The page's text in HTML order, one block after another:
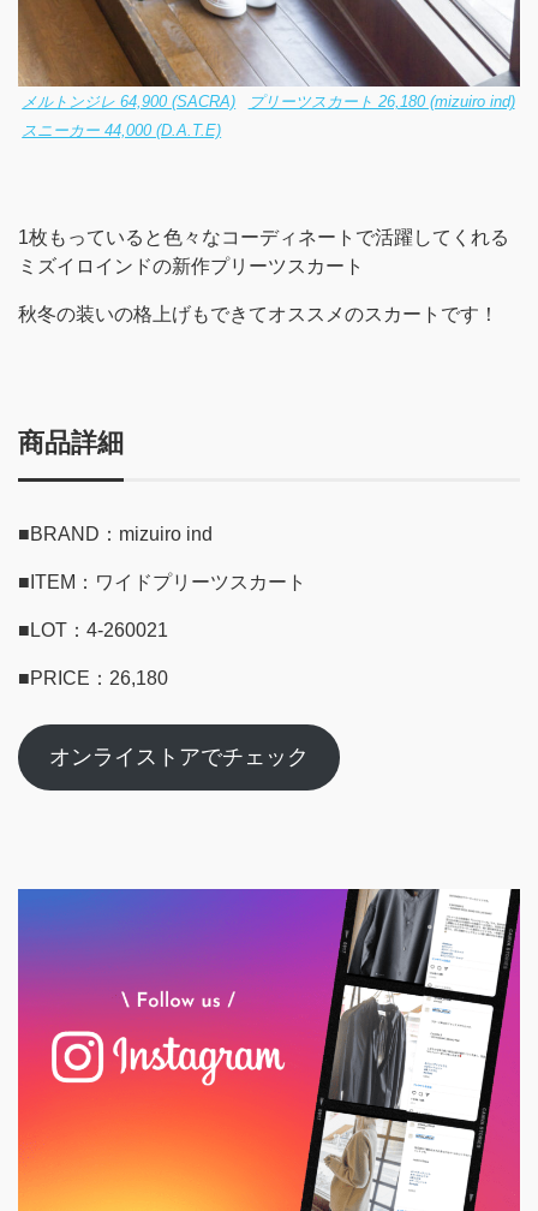
メルトンジレ 64,900 (SACRA)
プリーツスカート 26,180 (mizuiro ind)
スニーカー 44,000 (D.A.T.E)
1枚もっていると色々なコーディネートで活躍してくれる
ミズイロインドの新作プリーツスカート
秋冬の装いの格上げもできてオススメのスカートです！
商品詳細
■BRAND：mizuiro ind
■ITEM：ワイドプリーツスカート
■LOT：4-260021
■PRICE：26,180
オンライストアでチェック